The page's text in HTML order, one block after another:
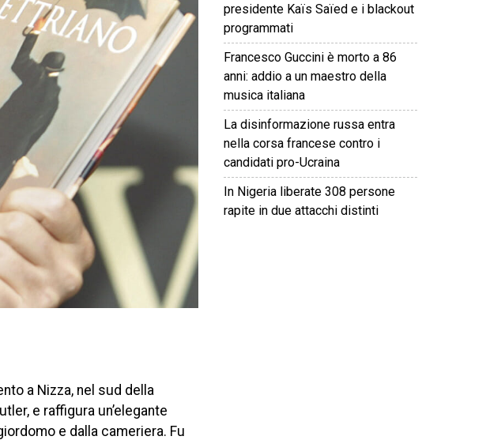
a Nizza, nel sud della
e raffigura un’elegante
e dalla cameriera. Fu
presidente Kaïs Saïed e i blackout
programmati
Francesco Guccini è morto a 86
anni: addio a un maestro della
musica italiana
La disinformazione russa entra
nella corsa francese contro i
candidati pro-Ucraina
In Nigeria liberate 308 persone
rapite in due attacchi distinti